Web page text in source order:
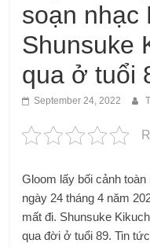
soạn nhạc
Shunsuke
qua ở tuổi
September 24, 2022
Gloom lấy bối cảnh
ngày 24 tháng 4 năm
mất đi. Shunsuke
qua đời ở tuổi 89. Tin